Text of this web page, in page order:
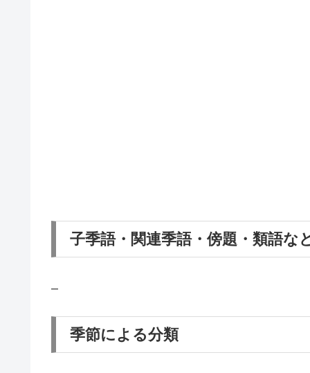
子季語・関連季語・傍題・類語な
–
季節による分類